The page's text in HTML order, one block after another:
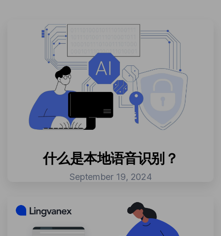
什么是本地语音识别？
September 19, 2024